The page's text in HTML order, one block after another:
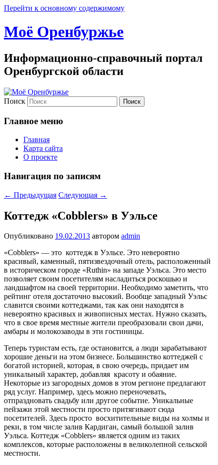
Перейти к основному содержимому
Моё Оренбуржье
Информационно-справочный портал
Оренбургской области
Поиск
Главное меню
Главная
Карта сайта
О проекте
Навигация по записям
← Предыдущая Следующая →
Коттедж «Cobblers» в Уэльсе
Опубликовано 19.02.2013 автором admin
«Cobblers» — это коттедж в Уэльсе. Это невероятно
красивый, каменный, пятизвездочный отель, расположенный
в историческом городе «Ruthin» на западе Уэльса. Это место
позволяет своим посетителям насладиться роскошью и
ландшафтом на своей территории. Необходимо заметить, что
рейтинг отеля достаточно высокий. Вообще западный Уэльс
славится своими коттеджами, так как они находятся в
невероятно красивых и живописных местах. Нужно сказать,
что в свое время местные жители преобразовали свои дачи,
амбары и молокозаводы в эти гостиницы.
Теперь туристам есть, где остановится, а люди зарабатывают
хорошие деньги на этом бизнесе. Большинство коттеджей с
богатой историей, которая, в свою очередь, придает им
уникальный характер, добавляя красоту и обаяние.
Некоторые из загородных домов в этом регионе предлагают
ряд услуг. Например, здесь можно переночевать,
отпраздновать свадьбу или другое событие. Уникальные
пейзажи этой местности просто притягивают сюда
посетителей. Здесь просто восхитительные виды на холмы и
реки, в том числе залив Кардиган, самый большой залив
Уэльса. Коттедж «Cobblers» является одним из таких
комплексов, которые расположены в великолепной сельской
местности.